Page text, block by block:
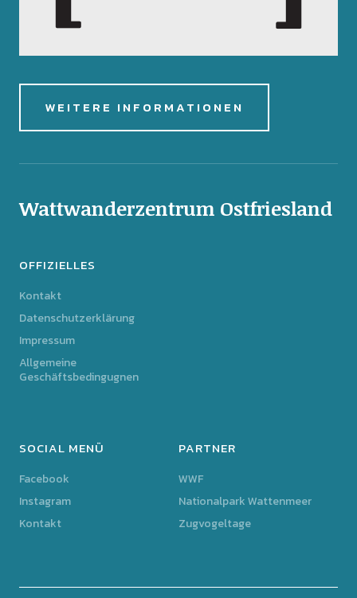
WEITERE INFORMATIONEN
Wattwanderzentrum Ostfriesland
OFFIZIELLES
Kontakt
Datenschutzerklärung
Impressum
Allgemeine
Geschäftsbedingugnen
SOCIAL MENÜ
Facebook
Instagram
Kontakt
PARTNER
WWF
Nationalpark Wattenmeer
Zugvogeltage